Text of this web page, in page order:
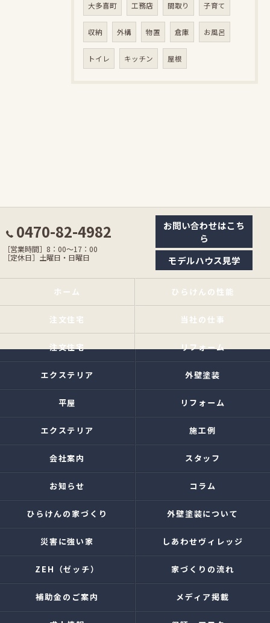
大多喜町 工務店 間取り 子育て
収納 外構 物置 倉庫 お風呂
トイレ キッチン 屋根
0470-82-4982
［営業時間］8：00〜17：00
［定休日］土曜日・日曜日
お問い合わせはこち
ら
モデルハウス見学
ホーム ひらけんの性能
注文住宅 当社の仕事
注文住宅 リフォーム
エクステリア 外壁塗装
平屋 リフォーム
エクステリア 施工例
会社案内 スタッフ
お知らせ コラム
ひらけんの家づくり 外壁塗装について
災害に強い家 しあわせヴィレッジ
ZEH（ゼッチ） 家づくりの流れ
補助金のご案内 メディア掲載